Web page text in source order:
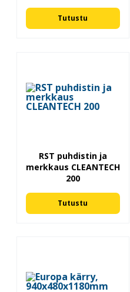
Tutustu
RST puhdistin ja
merkkaus CLEANTECH
200
Tutustu